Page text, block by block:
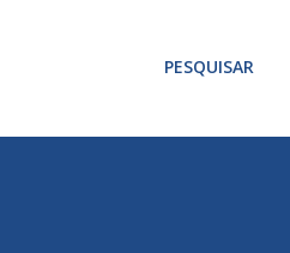
PESQUISAR